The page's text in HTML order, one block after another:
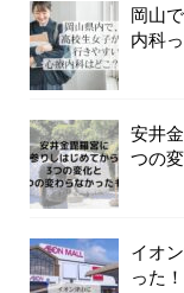
岡山
内科
安井
つの
イオ
った！